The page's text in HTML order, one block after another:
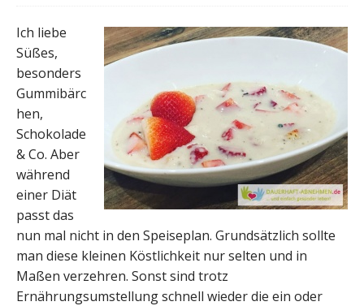
Ich liebe
Süßes,
besonders
Gummibärc
hen,
Schokolade
& Co. Aber
während
einer Diät
passt das
nun mal nicht in den Speiseplan. Grundsätzlich sollte
man diese kleinen Köstlichkeit nur selten und in
Maßen verzehren. Sonst sind trotz
Ernährungsumstellung schnell wieder die ein oder